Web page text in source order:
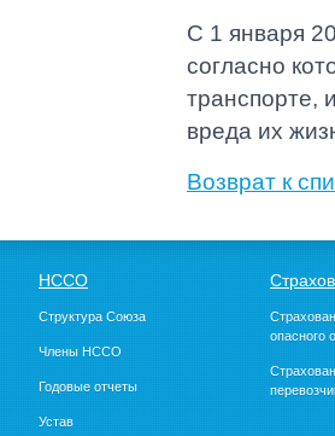
С 1 января
согласно
транспорте,
вреда их
Возврат к
НССО
Структура Союза
Члены НССО
Годовые отчеты
Устав
опасного